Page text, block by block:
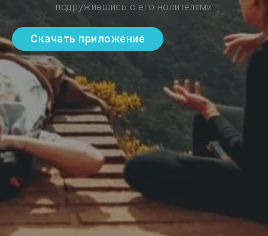
подружившись с его носителями
Скачать приложение